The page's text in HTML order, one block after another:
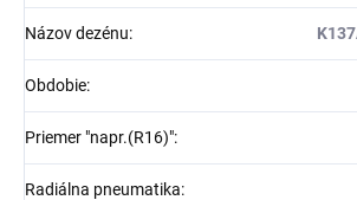
Názov dezénu:
Obdobie:
Priemer "napr.(R16)":
Radiálna pneumatika: